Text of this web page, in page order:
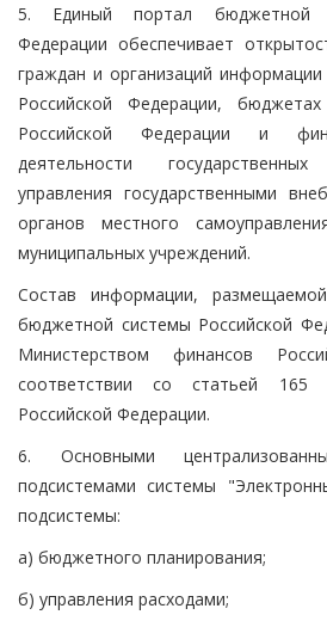
5. Единый портал бюджетной
Федерации обеспечивает
граждан и организаций
Российской Федерации,
Российской Федерации и
деятельности
управления государственными
органов местного
муниципальных учреждений.
Состав информации,
бюджетной системы Российской
Министерством финансов
соответствии со статьей 165
Российской Федерации.
6. Основными
подсистемами системы
подсистемы:
а) бюджетного планирования;
б) управления расходами;